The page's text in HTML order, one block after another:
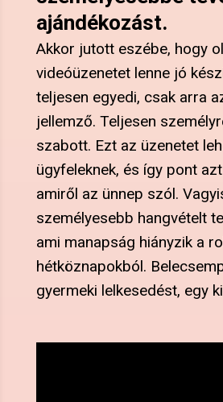
ajándékozást.
Akkor jutott eszébe, hogy
videóüzenetet lenne jó
teljesen egyedi, csak arra
jellemző. Teljesen
szabott. Ezt az üzenetet
ügyfeleknek, és így pont
amiről az ünnep szól.
személyesebb hangvételt
ami manapság hiányzik a
hétköznapokból.
gyermeki lelkesedést, egy